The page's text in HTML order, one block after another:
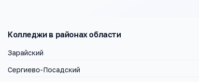
Колледжи в районах области
Зарайский
Сергиево-Посадский